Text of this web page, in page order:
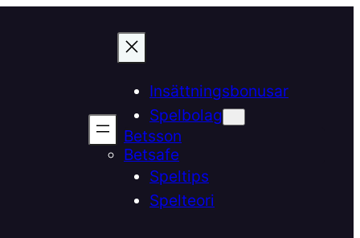
Insättningsbonusar
Spelbolag
Betsson
Betsafe
Speltips
Spelteori